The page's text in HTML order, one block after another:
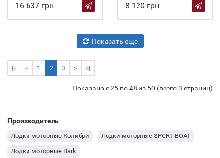
16 637 грн 8 120 грн
Показать еще
|< < 1 2 3 > >|
Показано с 25 по 48 из 50 (всего 3 страниц)
Производитель
Лодки моторные Колибри Лодки моторные SPORT-BOAT
Лодки моторные Bark